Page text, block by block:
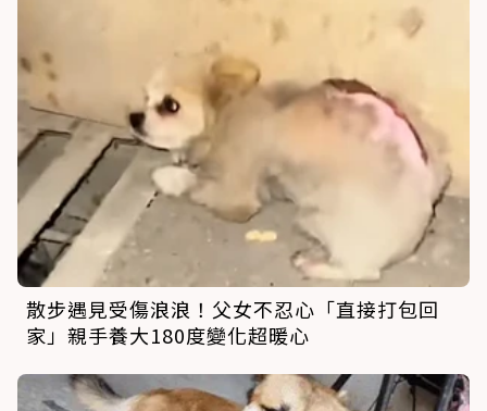
散步遇見受傷浪浪！父女不忍心「直接打包回
家」親手養大180度變化超暖心